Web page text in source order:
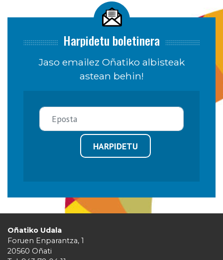
Harpidetu boletinera
Jaso emailez Oñatiko albisteak
astean behin!
HARPIDETU
Oñatiko Udala
Foruen Enparantza, 1
20560 Oñati